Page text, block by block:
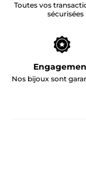
Toutes vos
sécurisées
Nos bijoux sont